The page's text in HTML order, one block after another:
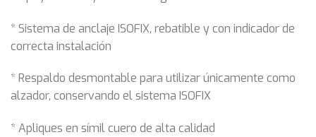
* Sistema de anclaje ISOFIX, rebatible y con indicador de
correcta instalación
* Respaldo desmontable para utilizar únicamente como
alzador, conservando el sistema ISOFIX
* Apliques en símil cuero de alta calidad